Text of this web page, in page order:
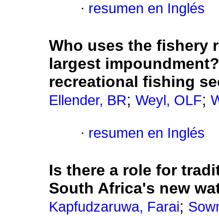
· resumen en Inglés
Who uses the fishery
largest
recreational fishing
Ellender, BR; Weyl, OLF;
· resumen en Inglés
Is there a role for
South Africa's new
Kapfudzaruwa, Farai;